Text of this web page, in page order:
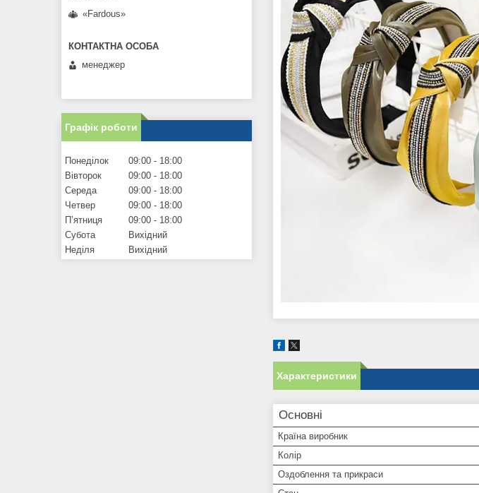
Характеристики
Основні
Країна виробник
Колір
Оздоблення та прикраси
«Fardous»
менеджер
Графік роботи
Понеділок 09:00
18:00
Вівторок
09:00
18:00
Середа
09:00
18:00
Четвер
09:00
18:00
Пʼятниця
09:00
18:00
Субота
Вихідний
Неділя
Вихідний